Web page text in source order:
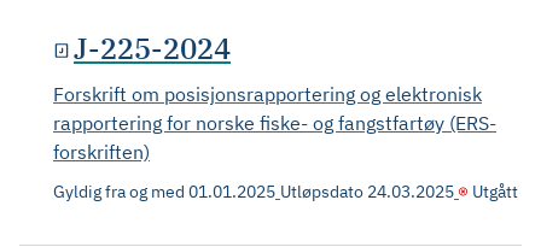
J-225-2024
Forskrift om posisjonsrapportering og elektronisk
rapportering for norske fiske- og fangstfartøy (ERS-
forskriften)
Gyldig fra og med 01.01.2025 Utløpsdato 24.03.2025 Utgått